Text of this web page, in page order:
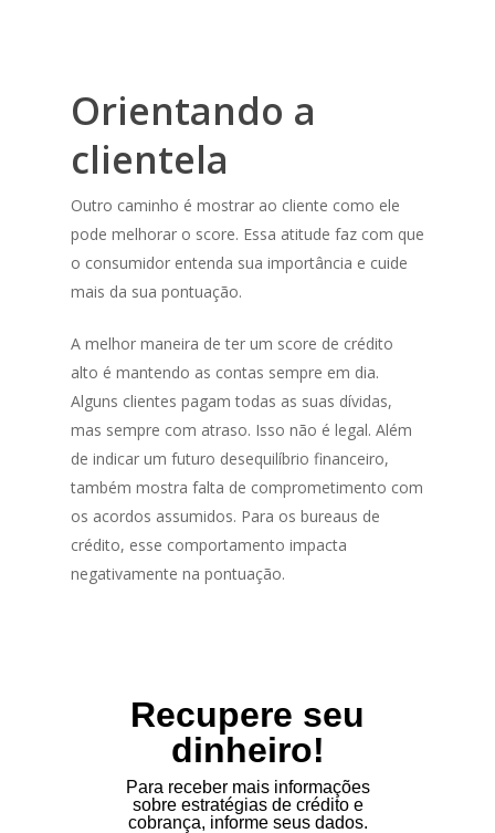
Orientando a
clientela
Outro caminho é mostrar ao cliente como ele
pode melhorar o score. Essa atitude faz com que
o consumidor entenda sua importância e cuide
mais da sua pontuação.
A melhor maneira de ter um score de crédito
alto é mantendo as contas sempre em dia.
Alguns clientes pagam todas as suas dívidas,
mas sempre com atraso. Isso não é legal. Além
de indicar um futuro desequilíbrio financeiro,
também mostra falta de comprometimento com
os acordos assumidos. Para os bureaus de
crédito, esse comportamento impacta
negativamente na pontuação.
Recupere seu
dinheiro!
Para receber mais informações
sobre estratégias de crédito e
cobrança, informe seus dados.